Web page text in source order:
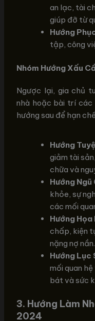
an lạc, tài
giúp đỡ từ
Hướng
tập, công
Nhóm Hướng Xấu
Ngược lại, gia chủ
nhà hoặc bài trí các
hướng sau để hạn
Hướng
giảm tài
chữa và
Hướng Ngũ
khỏe, sự
các mối
Hướng Họa
chấp, kiện
nặng nợ nần.
Hướng Lục
mối quan
bát và sức
3. Hướng Làm
2024